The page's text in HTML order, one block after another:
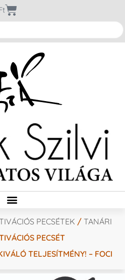
PECSÉTEK / TANÁRI
PECSÉT
TELJESÍTMÉNY! – FOCI